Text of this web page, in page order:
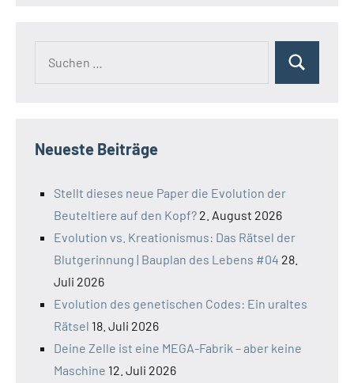
Suchen
Neueste Beiträge
Stellt dieses neue Paper die Evolution der
Beuteltiere auf den Kopf? 2. August 2026
Evolution vs. Kreationismus: Das Rätsel der
Blutgerinnung | Bauplan des Lebens #04 28.
Juli 2026
Evolution des genetischen Codes: Ein uraltes
Rätsel 18. Juli 2026
Deine Zelle ist eine MEGA-Fabrik – aber keine
Maschine 12. Juli 2026